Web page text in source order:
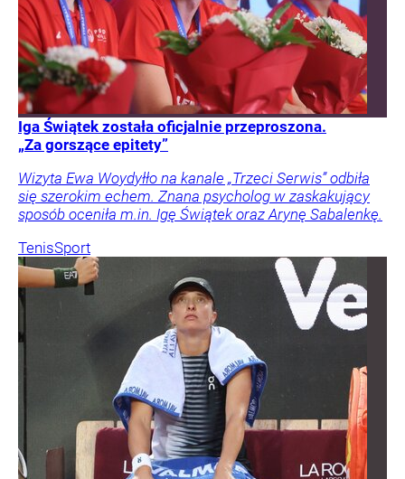
Iga Świątek została oficjalnie przeproszona.
„Za gorszące epitety”
Wizyta Ewa Woydyłło na kanale „Trzeci Serwis” odbiła
się szerokim echem. Znana psycholog w zaskakujący
sposób oceniła m.in. Igę Świątek oraz Arynę Sabalenkę.
TenisSport